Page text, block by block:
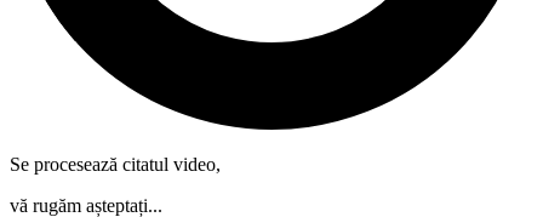
Se procesează citatul video,
vă rugăm așteptați...